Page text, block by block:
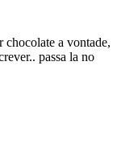
chocolate a vontade,
passa la no